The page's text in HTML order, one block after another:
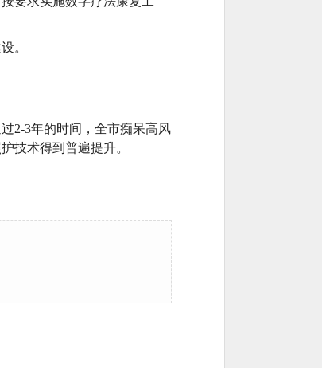
。
2-3年的时间，全市痴呆高风
技术得到普遍提升。